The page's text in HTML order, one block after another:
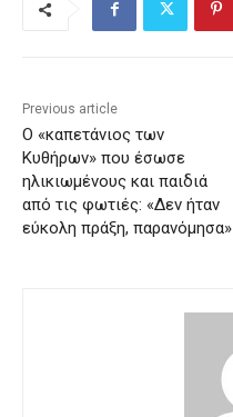
Previous article
Ο «καπετάνιος των
Κυθήρων» που έσωσε
ηλικιωμένους και παιδιά
από τις φωτιές: «Δεν ήταν
εύκολη πράξη, παρανόμησα»